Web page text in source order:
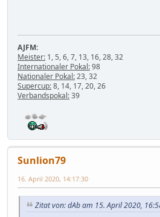
AJFM:
Meister: 1, 5, 6, 7, 13, 16, 28, 32
Internationaler Pokal:98
Nationaler Pokal:23, 32
Supercup:8, 14, 17, 20, 26
Verbandspokal:39
Sunlion79
16. April 2020, 14:17:30
Zitat von: dAb am 15. April 2020,